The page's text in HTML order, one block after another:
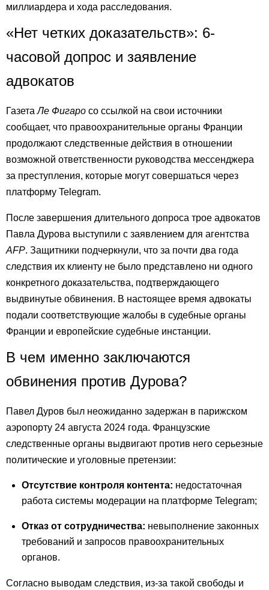
миллиардера и хода расследования.
«Нет четких доказательств»: 6-
часовой допрос и заявление
адвокатов
ГазетаЛе Фигаро со ссылкой на свои источники
сообщает, что правоохранительные органы Франции
продолжают следственные действия в отношении
возможной ответственности руководства мессенджера
за преступления, которые могут совершаться через
платформу Telegram.
После завершения длительного допроса трое адвокатов
Павла Дурова выступили с заявлением для агентства
AFP. Защитники подчеркнули, что за почти два года
следствия их клиенту не было представлено ни одного
конкретного доказательства, подтверждающего
выдвинутые обвинения. В настоящее время адвокаты
подали соответствующие жалобы в судебные органы
Франции и европейские судебные инстанции.
В чем именно заключаются
обвинения против Дурова?
Павел Дуров был неожиданно задержан в парижском
аэропорту 24 августа 2024 года. Французские
следственные органы выдвигают против него серьезные
политические и уголовные претензии:
Отсутствие контроля контента: недостаточная
работа системы модерации на платформе Telegram;
Отказ от сотрудничества: невыполнение законных
требований и запросов правоохранительных
органов.
Согласно выводам следствия, из-за такой свободы и